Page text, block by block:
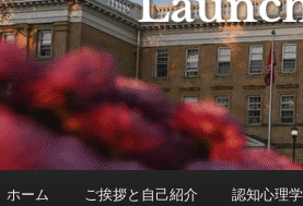
ホーム ご挨拶と自己紹介 認知心理